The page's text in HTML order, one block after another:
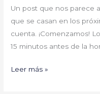
Un post que nos parece
que se casan en los
cuenta. ¡Comenzamos!
15 minutos antes de la
Leer más »